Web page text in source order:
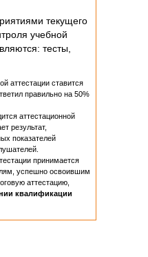
текущего
учебной
тесты,
аттестации ставится
правильно на 50%
аттестационной
результат,
показателей
принимается
успешно освоившим
аттестацию,
квалификации